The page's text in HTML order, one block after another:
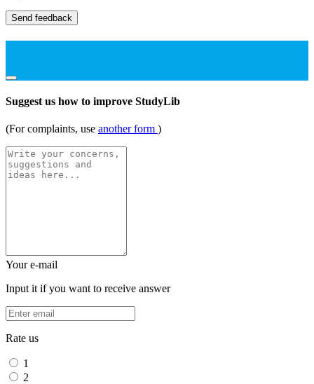
Send feedback
Suggest us how to improve StudyLib
(For complaints, use another form )
Your e-mail
Input it if you want to receive answer
Rate us
1
2